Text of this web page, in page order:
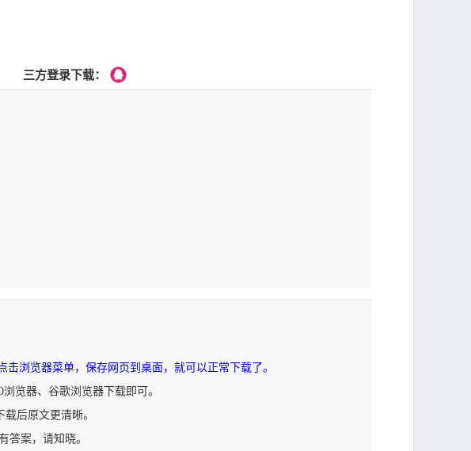
三方登录下载：
浏览器菜单，保存网页到桌面，就可以正常下载了。
览器、谷歌浏览器下载即可。
后原文更清晰。
答案，请知晓。